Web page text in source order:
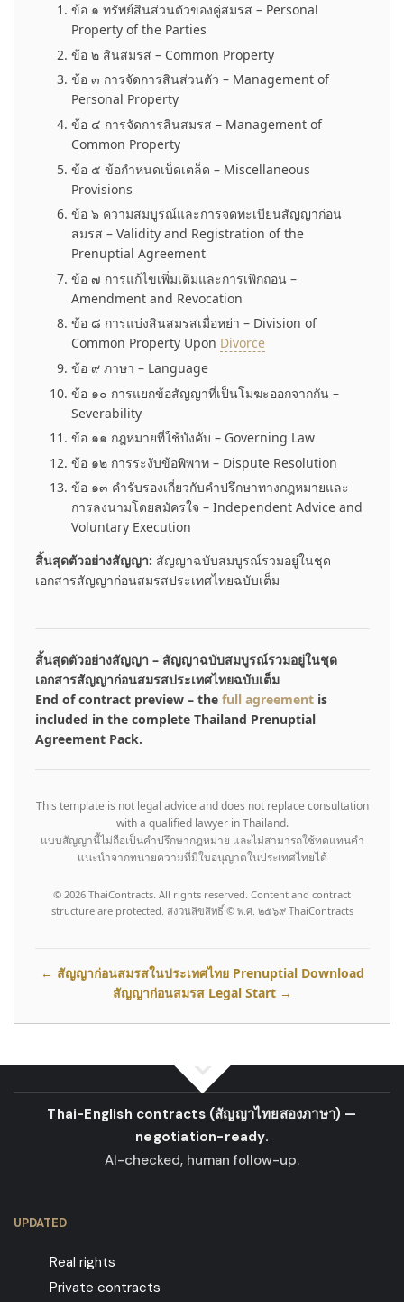
ข้อ ๑ ทรัพย์สินส่วนตัวของคู่สมรส – Personal
Property of the Parties
ข้อ ๒ สินสมรส – Common Property
ข้อ ๓ การจัดการสินส่วนตัว – Management of
Personal Property
ข้อ ๔ การจัดการสินสมรส – Management of
Common Property
ข้อ ๕ ข้อกำหนดเบ็ดเตล็ด – Miscellaneous
Provisions
ข้อ ๖ ความสมบูรณ์และการจดทะเบียนสัญญาก่อน
สมรส – Validity and Registration of the
Prenuptial Agreement
ข้อ ๗ การแก้ไขเพิ่มเติมและการเพิกถอน –
Amendment and Revocation
ข้อ ๘ การแบ่งสินสมรสเมื่อหย่า – Division of
Common Property Upon Divorce
ข้อ ๙ ภาษา – Language
ข้อ ๑๐ การแยกข้อสัญญาที่เป็นโมฆะออกจากกัน –
Severability
ข้อ ๑๑ กฎหมายที่ใช้บังคับ – Governing Law
ข้อ ๑๒ การระงับข้อพิพาท – Dispute Resolution
ข้อ ๑๓ คำรับรองเกี่ยวกับคำปรึกษาทางกฎหมายและ
การลงนามโดยสมัครใจ – Independent Advice and
Voluntary Execution
สิ้นสุดตัวอย่างสัญญา: สัญญาฉบับสมบูรณ์รวมอยู่ในชุด
เอกสารสัญญาก่อนสมรสประเทศไทยฉบับเต็ม
สิ้นสุดตัวอย่างสัญญา – สัญญาฉบับสมบูรณ์รวมอยู่ในชุด
เอกสารสัญญาก่อนสมรสประเทศไทยฉบับเต็ม
End of contract preview – the full agreementis
included in the complete Thailand Prenuptial
Agreement Pack.
This template is not legal advice and does not replace consultation
with a qualified lawyer in Thailand.
แบบสัญญานี้ไม่ถือเป็นคำปรึกษากฎหมาย และไม่สามารถใช้ทดแทนคำ
แนะนำจากทนายความที่มีใบอนุญาตในประเทศไทยได้
© 2026 ThaiContracts. All rights reserved. Content and contract
structure are protected. สงวนลิขสิทธิ์ © พ.ศ. ๒๕๖๙ ThaiContracts
← สัญญาก่อนสมรสในประเทศไทย Prenuptial Download
สัญญาก่อนสมรส Legal Start→
Thai-English contracts (สัญญาไทยสองภาษา) —
negotiation-ready.
AI-checked, human follow-up.
UPDATED
Real rights
Private contracts